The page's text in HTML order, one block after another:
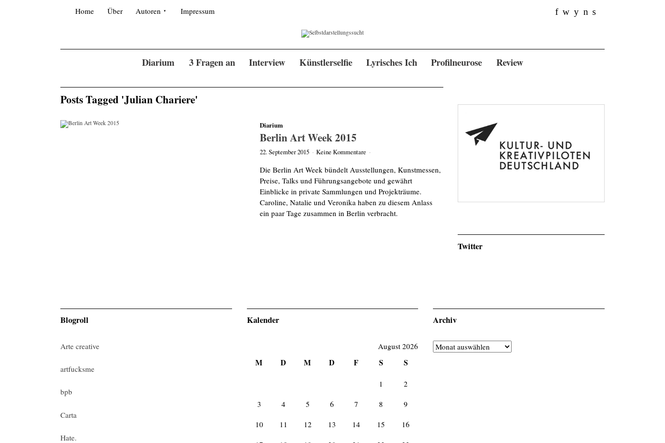
f w y n s
Home Über Autoren Impressum
Diarium 3 Fragen an Interview Künstlerselfie Lyrisches Ich Profilneurose Review
Posts Tagged 'Julian Chariere'
Diarium
Berlin Art Week 2015
22. September 2015 · Keine Kommentare ·
Die Berlin Art Week bündelt Ausstellungen, Kunstmessen,
Preise, Talks und Führungsangebote und gewährt
Einblicke in private Sammlungen und Projekträume.
Caroline, Natalie und Veronika haben zu diesem Anlass
ein paar Tage zusammen in Berlin verbracht.
Twitter
Blogroll
Arte creative
artfucksme
bpb
Carta
Hate.
Kalender
August 2026
M D M D F S S
1 2
3 4 5 6 7 8 9
10 11 12 13 14 15 16
Archiv
Archiv